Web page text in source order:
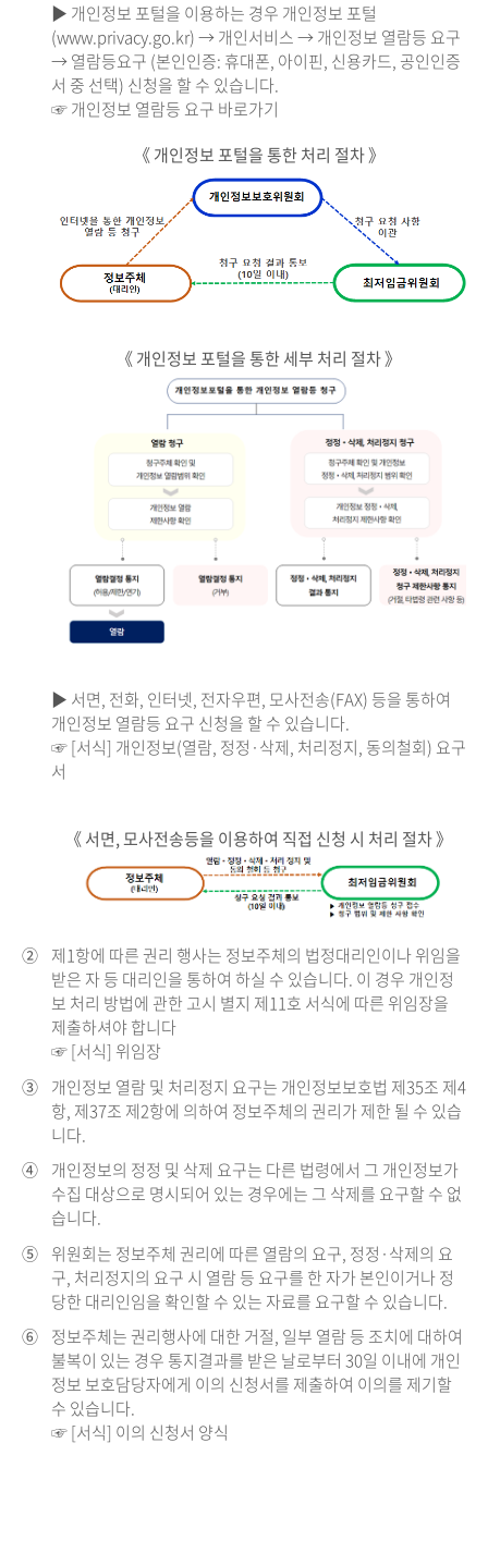
▶ 개인정보 포털을 이용하는 경우 개인정보 포털
(www.privacy.go.kr) → 개인서비스 → 개인정보 열람등 요구
→ 열람등요구 (본인인증: 휴대폰, 아이핀, 신용카드, 공인인증
서 중 선택) 신청을 할 수 있습니다.
☞ 개인정보 열람등 요구 바로가기
《 개인정보 포털을 통한 처리 절차 》
《 개인정보 포털을 통한 세부 처리 절차 》
▶ 서면, 전화, 인터넷, 전자우편, 모사전송(FAX) 등을 통하여
개인정보 열람등 요구 신청을 할 수 있습니다.
☞ [서식] 개인정보(열람, 정정·삭제, 처리정지, 동의철회) 요구
서
《 서면, 모사전송등을 이용하여 직접 신청 시 처리 절차 》
② 제1항에 따른 권리 행사는 정보주체의 법정대리인이나 위임을
받은 자 등 대리인을 통하여 하실 수 있습니다. 이 경우 개인정
보 처리 방법에 관한 고시 별지 제11호 서식에 따른 위임장을
제출하셔야 합니다
☞ [서식] 위임장
③ 개인정보 열람 및 처리정지 요구는 개인정보보호법 제35조 제4
항, 제37조 제2항에 의하여 정보주체의 권리가 제한 될 수 있습
니다.
④ 개인정보의 정정 및 삭제 요구는 다른 법령에서 그 개인정보가
수집 대상으로 명시되어 있는 경우에는 그 삭제를 요구할 수 없
습니다.
⑤ 위원회는 정보주체 권리에 따른 열람의 요구, 정정·삭제의 요
구, 처리정지의 요구 시 열람 등 요구를 한 자가 본인이거나 정
당한 대리인임을 확인할 수 있는 자료를 요구할 수 있습니다.
⑥ 정보주체는 권리행사에 대한 거절, 일부 열람 등 조치에 대하여
불복이 있는 경우 통지결과를 받은 날로부터 30일 이내에 개인
정보 보호담당자에게 이의 신청서를 제출하여 이의를 제기할
수 있습니다.
☞ [서식] 이의 신청서 양식